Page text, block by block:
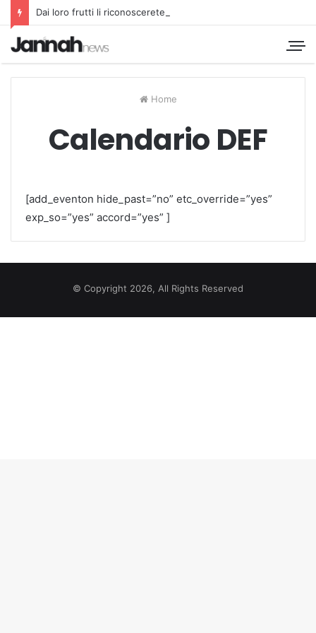
Dai loro frutti li riconoscerete
Home
Calendario DEF
[add_eventon hide_past=”no” etc_override=”yes”
exp_so=”yes” accord=”yes” ]
© Copyright 2026, All Rights Reserved